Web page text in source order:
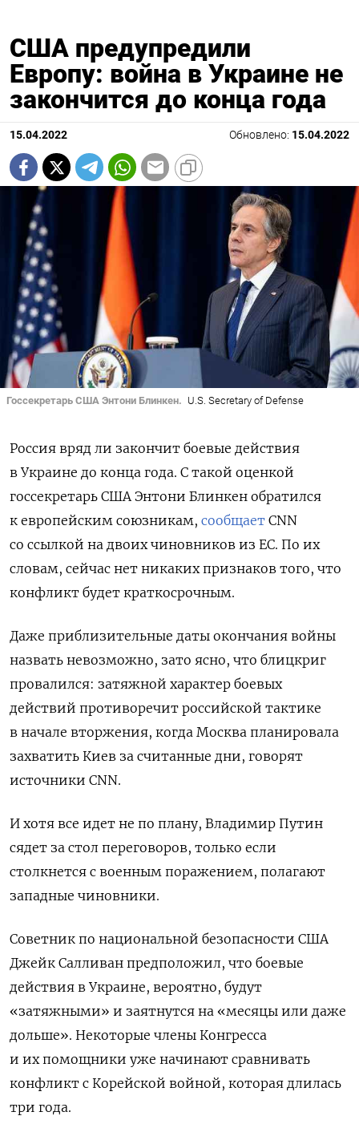
США предупредили
Европу: война в Украине не
закончится до конца года
15.04.2022 Обновлено: 15.04.2022
Госсекретарь США Энтони Блинкен. U.S. Secretary of Defense
Россия вряд ли закончит боевые действия
в Украине до конца года. С такой оценкой
госсекретарь США Энтони Блинкен обратился
к европейским союзникам, сообщает CNN
со ссылкой на двоих чиновников из ЕС. По их
словам, сейчас нет никаких признаков того, что
конфликт будет краткосрочным.
Даже приблизительные даты окончания войны
назвать невозможно, зато ясно, что блицкриг
провалился: затяжной характер боевых
действий противоречит российской тактике
в начале вторжения, когда Москва планировала
захватить Киев за считанные дни, говорят
источники CNN.
И хотя все идет не по плану, Владимир Путин
сядет за стол переговоров, только если
столкнется с военным поражением, полагают
западные чиновники.
Советник по национальной безопасности США
Джейк Салливан предположил, что боевые
действия в Украине, вероятно, будут
«затяжными» и заятнутся на «месяцы или даже
дольше». Некоторые члены Конгресса
и их помощники уже начинают сравнивать
конфликт с Корейской войной, которая длилась
три года.